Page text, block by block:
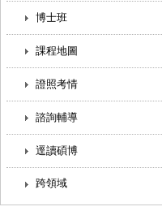
博士班
課程地圖
證照考情
諮詢輔導
逕讀碩博
跨領域